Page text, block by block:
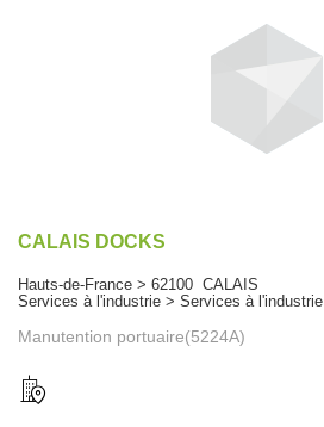
CALAIS DOCKS
Hauts-de-France > 62100 CALAIS
Services à l'industrie > Services à l'industrie
Manutention portuaire(5224A)